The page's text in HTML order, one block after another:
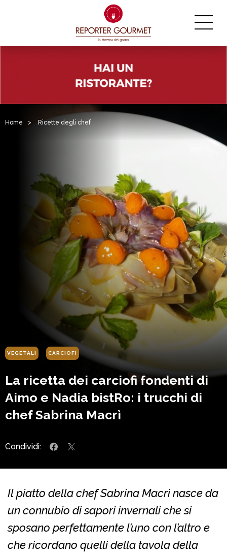
Home > Ricette degli chef
VEGETALI CARCIOFI
La ricetta dei carciofi fondenti di
Aimo e Nadia bistRo: i trucchi di
chef Sabrina Macrì
Condividi:
Il piatto della chef Sabrina Macrì nasce da
un connubio di sapori invernali che si
sposano perfettamente l’uno con l’altro e
che ricordano quelli della tavola della